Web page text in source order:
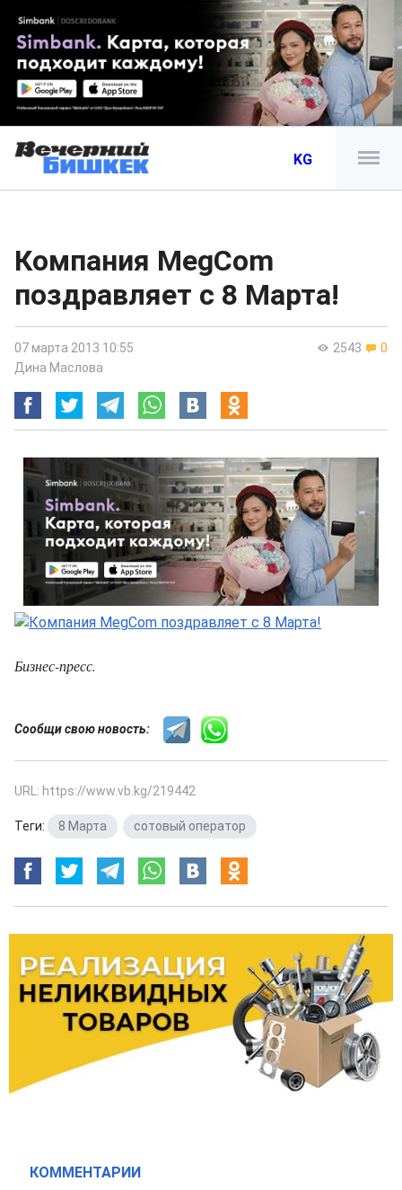
KG
Компания MegCom
поздравляет с 8 Марта!
2543 0
07 марта 2013 10:55
Дина Маслова
Бизнес-пресс.
Сообщи свою новость:
URL: https://www.vb.kg/219442
Теги: 8 Марта сотовый оператор
КОММЕНТАРИИ